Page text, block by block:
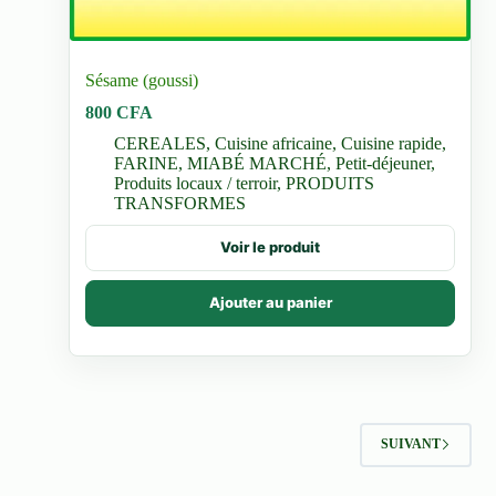
Sésame (goussi)
800CFA
CEREALES,Cuisine africaine,Cuisine rapide,
FARINE,MIABÉ MARCHÉ,Petit-déjeuner,
Produits locaux / terroir,PRODUITS
TRANSFORMES
Voir le produit
Ajouter au panier
SUIVANT